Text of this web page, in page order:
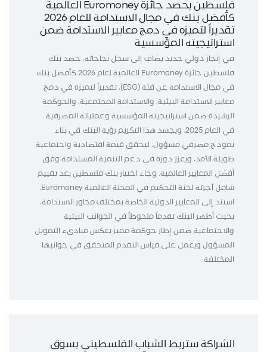
فلسطين يحصد جائزة Euromoney العالمية
كأفضل بنك في مجال الاستدامة للعام 2026
تقديراً لتميزه في دمج معايير الاستدامة ضمن
استراتيجيته المؤسسية
في إنجاز دولي جديد يضاف إلى سجل نجاحاته، حصد بنك
فلسطين جائزة Euromoney العالمية لعام 2026 كأفضل بنك
في مجال الاستدامة عن فئة (ESG)، تقديراً لتميزه في دمج
معايير الاستدامة البيئية، والاستدامة المجتمعية، والحوكمة
الرشيدة ضمن استراتيجيته المؤسسية وعملياته المصرفية
في العام 2025. ويجسد هذا التكريم رؤية البنك في بناء
نموذج مصرفي مسؤول، ليحقق قيمة اقتصادية واجتماعية
طويلة الأمد، ويعزز دوره في دعم التنمية المستدامة وفق
أفضل المعايير العالمية. وجاء اختيار بنك فلسطين بعد تقييم
شامل أجرته لجنة التحكيم في المجلة العالمية Euromoney،
استند إلى المعايير الدولية الخاصة بمختلف محاور الاستدامة،
بحيث أظهر البنك تقدماً ملحوظاً في الجوانب البيئية
والاجتماعية ضمن إطار حوكمة مميز يعكس مبادىء التمويل
المسؤول ويعمل على قياس التقدم المتحقق في جوانبها
المختلفة.
الشراكة ستربط الشباب الفلسطيني بسوق